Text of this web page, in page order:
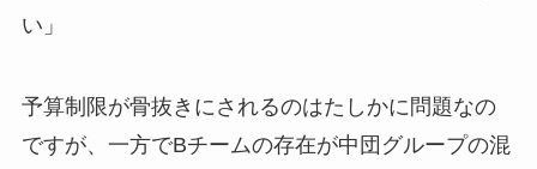
い」
予算制限が骨抜きにされるのはたしかに問題なの
ですが、一方でBチームの存在が中団グループの混